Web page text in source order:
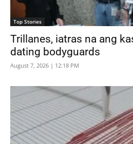
Top Stories
Trillanes, iatras na ang
dating bodyguards
August 7, 2026 | 12:18 PM